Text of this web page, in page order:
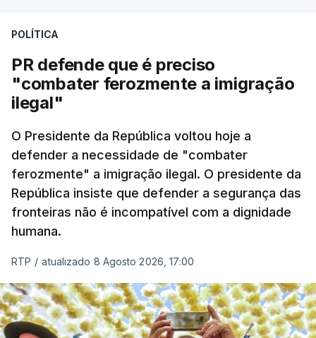
desencadeando uma ação de prevenção
articulação com a Marinha, a Autoridade Marítima
Nacional e a Força Aérea.
apreendida mais cocaína até ao momento de que
em todo o ano de 2025.
A ação de prevenção visa a deteção em alto mar
de embarcações de alta velocidade (EAV) que
utilizam a costa nacional para o tráfico de droga.
c/ Lusa
POLÍTICA
PR defende que é preciso
"combater ferozmente a imigração
ilegal"
O Presidente da República voltou hoje a
defender a necessidade de "combater
ferozmente" a imigração ilegal. O presidente da
República insiste que defender a segurança das
fronteiras não é incompatível com a dignidade
humana.
RTP / atualizado 8 Agosto 2026, 17:00